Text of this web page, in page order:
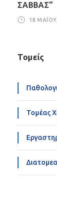
ΣΑΒΒΑΣ”
18
Τομείς
Τομέας